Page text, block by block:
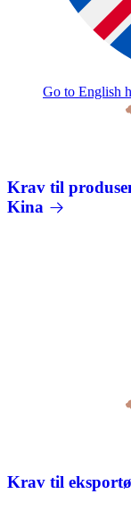
Go to English
Krav til
Kina
Krav til